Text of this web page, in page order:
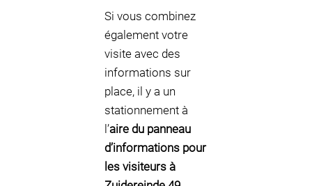
Si vous combinez
également votre
visite avec des
informations sur
place, il y a un
stationnement à
l’aire du panneau
d’informations pour
les visiteurs à